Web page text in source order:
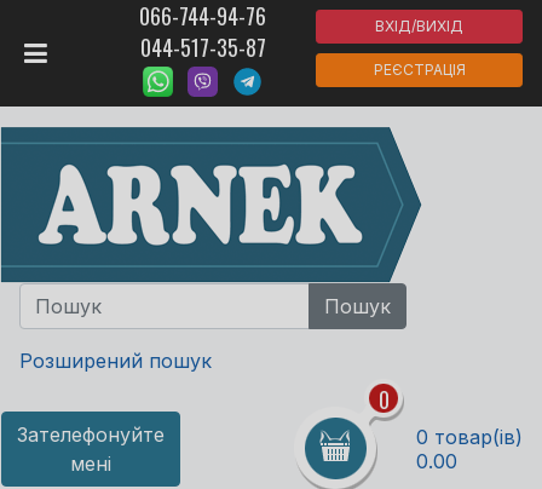
066-744-94-76
044-517-35-87
ВХІД/ВИХІД
РЕЄСТРАЦІЯ
Розширений пошук
Зателефонуйте
мені
0
0 товар(ів)
0.00